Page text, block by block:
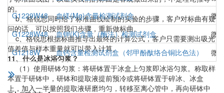
的。
b、格锐思同时给了标准曲线绘制的实验的步骤，客户对标曲有疑
问的话，可以按照我们步骤，重新做标曲。
c、格锐思根据标曲推导出最终的计算公式，客户只需要测出吸光
值差值与样本重量就可以带入计算。
11、什么是冰浴匀浆？
（1）使用研钵匀浆：将研钵置于冰盒上匀浆即冰浴匀浆。称取样
本置于研钵中，研钵和提取液提前预冷或将研钵置于碎冰、冰盒
上，加入一半量的提取液研磨均匀，转移至离心管中，再向研钵中
G1229W48
血镁(Mg)含量检测试剂盒
微
G1228W48
血钾(K)含量（酶法）检测试剂盒
微
G1218W
血钙含量检测试剂盒（邻甲酚酞络合铜比色法） 微